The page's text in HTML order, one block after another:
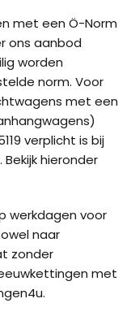
met een Ö-Norm
ons aanbod
worden
norm. Voor
met een
verplicht is bij
hieronder
werkdagen voor
naar
zonder
met